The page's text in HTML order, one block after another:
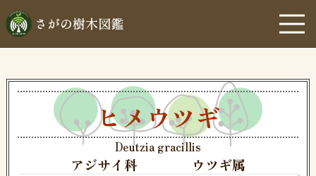
ヒメウツギ
Deutzia gracillis
アジサイ科 ウツギ属